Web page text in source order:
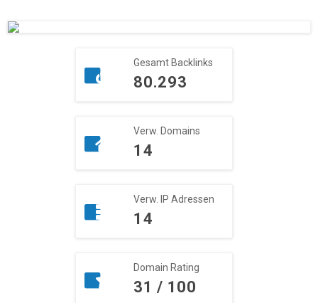
Gesamt Backlinks
80.293
Verw. Domains
14
Verw. IP Adressen
14
Domain Rating
31 / 100